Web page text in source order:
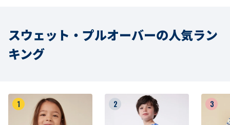
スウェット・プルオーバーの人気ラン
キング
1 2 3